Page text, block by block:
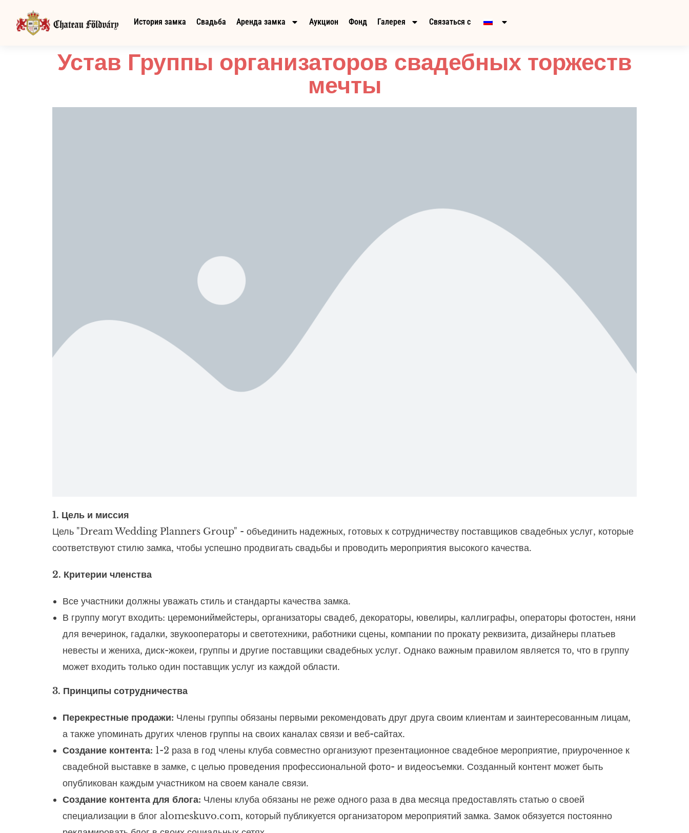
История замка Свадьба Аренда замка Аукцион Фонд Галерея Связаться с
Устав Группы организаторов свадебных торжеств
мечты
1. Цель и миссия
Цель "Dream Wedding Planners Group" - объединить надежных, готовых к сотрудничеству поставщиков свадебных услуг, которые
соответствуют стилю замка, чтобы успешно продвигать свадьбы и проводить мероприятия высокого качества.
2. Критерии членства
Все участники должны уважать стиль и стандарты качества замка.
В группу могут входить: церемониймейстеры, организаторы свадеб, декораторы, ювелиры, каллиграфы, операторы фотостен, няни
для вечеринок, гадалки, звукооператоры и светотехники, работники сцены, компании по прокату реквизита, дизайнеры платьев
невесты и жениха, диск-жокеи, группы и другие поставщики свадебных услуг. Однако важным правилом является то, что в группу
может входить только один поставщик услуг из каждой области.
3. Принципы сотрудничества
Перекрестные продажи: Члены группы обязаны первыми рекомендовать друг друга своим клиентам и заинтересованным лицам,
а также упоминать других членов группы на своих каналах связи и веб-сайтах.
Создание контента: 1-2 раза в год члены клуба совместно организуют презентационное свадебное мероприятие, приуроченное к
свадебной выставке в замке, с целью проведения профессиональной фото- и видеосъемки. Созданный контент может быть
опубликован каждым участником на своем канале связи.
Создание контента для блога: Члены клуба обязаны не реже одного раза в два месяца предоставлять статью о своей
специализации в блог alomeskuvo.com, который публикуется организатором мероприятий замка. Замок обязуется постоянно